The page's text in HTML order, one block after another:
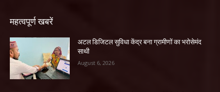
महत्वपूर्ण खबरें
अटल डिजिटल सुविधा केंद्र बना ग्रामीणों का भरोसेमंद
साथी
August 6, 2026